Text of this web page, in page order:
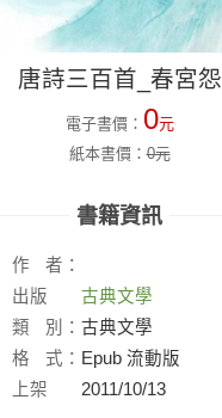
唐詩三百首_春宮怨
電子書價： 0元
紙本書價：0元
書籍資訊
作
者：
出版
社：
古典文學
類
別： 古典文學
格
式： Epub 流動版
上架
2011/10/13